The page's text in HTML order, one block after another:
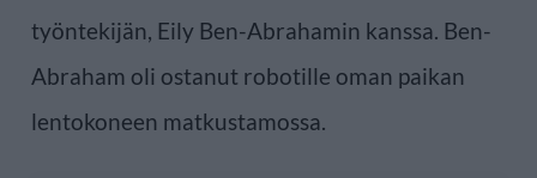
työntekijän, Eily Ben-Abrahamin kanssa. Ben-
Abraham oli ostanut robotille oman paikan
lentokoneen matkustamossa.